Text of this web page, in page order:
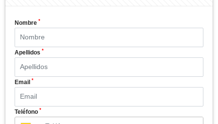
Nombre *
Apellidos *
Email *
Teléfono *